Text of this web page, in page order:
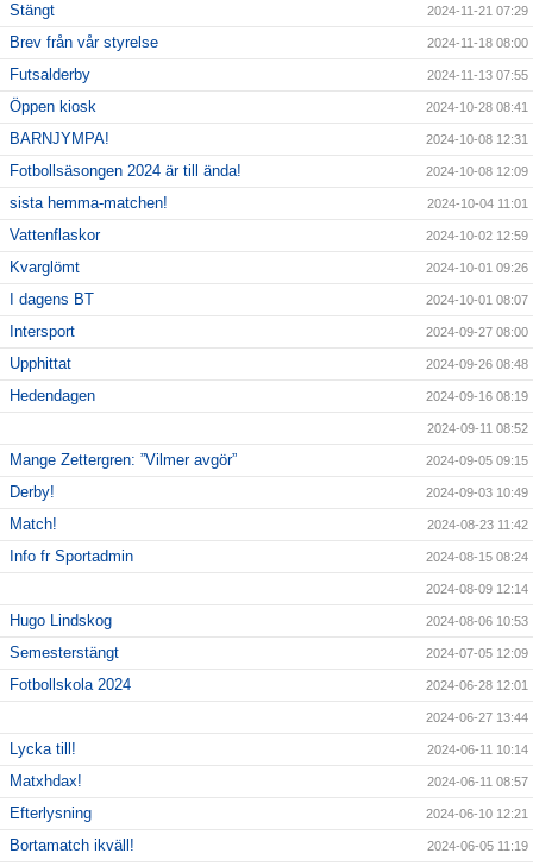
Stängt 2024-11-21 07:29
Brev från vår styrelse 2024-11-18 08:00
Futsalderby 2024-11-13 07:55
Öppen kiosk 2024-10-28 08:41
BARNJYMPA! 2024-10-08 12:31
Fotbollsäsongen 2024 är till ända! 2024-10-08 12:09
sista hemma-matchen! 2024-10-04 11:01
Vattenflaskor 2024-10-02 12:59
Kvarglömt 2024-10-01 09:26
I dagens BT 2024-10-01 08:07
Intersport 2024-09-27 08:00
Upphittat 2024-09-26 08:48
Hedendagen 2024-09-16 08:19
2024-09-11 08:52
Mange Zettergren: ”Vilmer avgör” 2024-09-05 09:15
Derby! 2024-09-03 10:49
Match! 2024-08-23 11:42
Info fr Sportadmin 2024-08-15 08:24
2024-08-09 12:14
Hugo Lindskog 2024-08-06 10:53
Semesterstängt 2024-07-05 12:09
Fotbollskola 2024 2024-06-28 12:01
2024-06-27 13:44
Lycka till! 2024-06-11 10:14
Matxhdax! 2024-06-11 08:57
Efterlysning 2024-06-10 12:21
Bortamatch ikväll! 2024-06-05 11:19